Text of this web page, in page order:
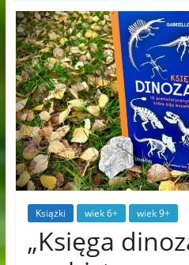
Książki wiek 6+ wiek 9+
„Księga